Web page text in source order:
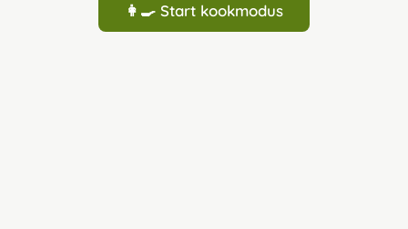
👩‍🍳 Start kookmodus